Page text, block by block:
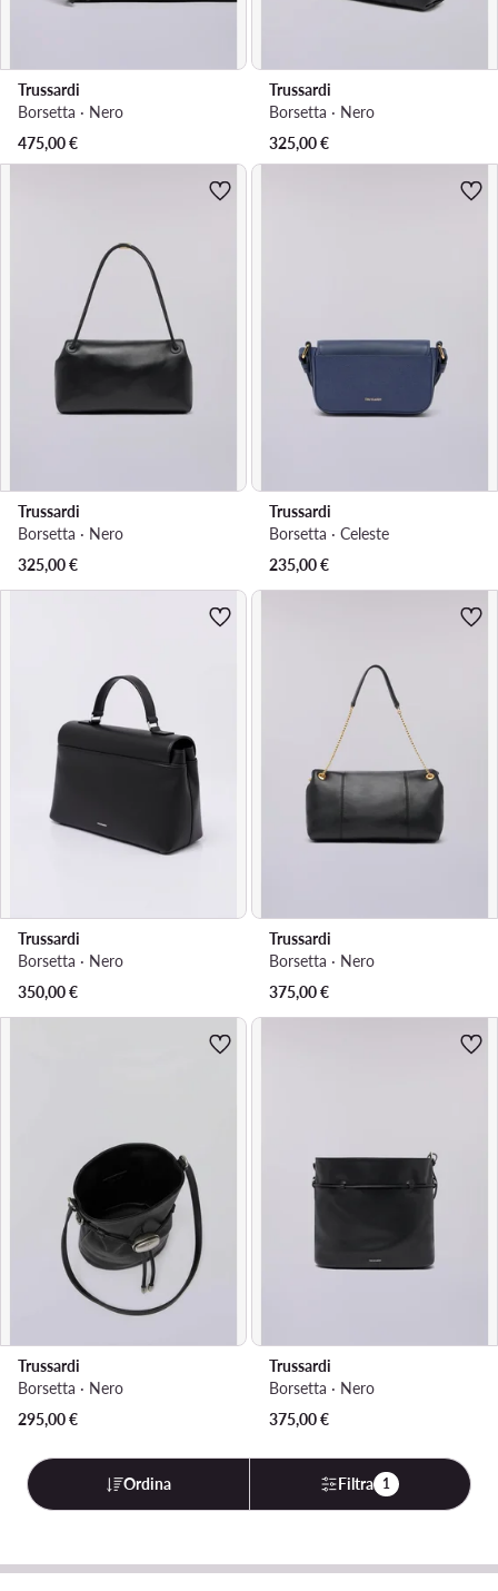
Trussardi
Borsetta · Nero
475,00€
Trussardi
Borsetta · Nero
325,00€
Trussardi
Borsetta · Nero
325,00€
Trussardi
Borsetta · Celeste
235,00€
Trussardi
Borsetta · Nero
350,00€
Trussardi
Borsetta · Nero
375,00€
Trussardi
Borsetta · Nero
295,00€
Trussardi
Borsetta · Nero
375,00€
Ordina Filtra 1